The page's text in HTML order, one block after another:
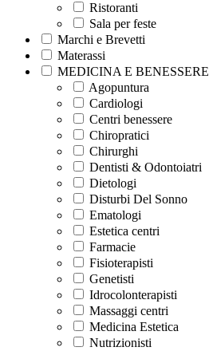
Ristoranti
Sala per feste
Marchi e Brevetti
Materassi
MEDICINA E BENESSERE
Agopuntura
Cardiologi
Centri benessere
Chiropratici
Chirurghi
Dentisti & Odontoiatri
Dietologi
Disturbi Del Sonno
Ematologi
Estetica centri
Farmacie
Fisioterapisti
Genetisti
Idrocolonterapisti
Massaggi centri
Medicina Estetica
Nutrizionisti